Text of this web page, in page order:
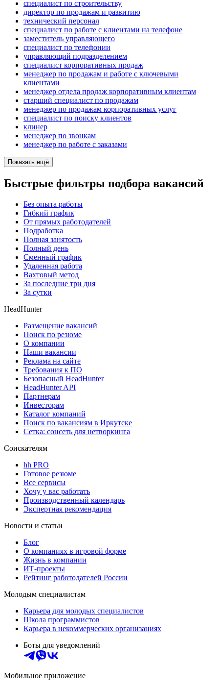
специалист по строительству
директор по продажам и развитию
технический персонал
специалист по работе с клиентами на телефоне
заместитель управляющего
специалист по телефонии
управляющий подразделением
специалист корпоративных продаж
менеджер по продажам и работе с ключевыми
клиентами
менеджер отдела продаж корпоративным клиентам
старший специалист по продажам
менеджер по продажам корпоративных услуг
специалист по поиску клиентов
клинер
менеджер по звонкам
менеджер по работе с заказами
Показать ещё
Быстрые фильтры подбора вакансий
Без опыта работы
Гибкий график
От прямых работодателей
Подработка
Полная занятость
Полный день
Сменный график
Удаленная работа
Вахтовый метод
За последние три дня
За сутки
HeadHunter
Размещение вакансий
Поиск по резюме
О компании
Наши вакансии
Реклама на сайте
Требования к ПО
Безопасный HeadHunter
HeadHunter API
Партнерам
Инвесторам
Каталог компаний
Поиск по вакансиям в Иркутске
Сетка: соцсеть для нетворкинга
Соискателям
hh PRO
Готовое резюме
Все сервисы
Хочу у вас работать
Производственный календарь
Экспертная рекомендация
Новости и статьи
Блог
О компаниях в игровой форме
Жизнь в компании
ИТ-проекты
Рейтинг работодателей России
Молодым специалистам
Карьера для молодых специалистов
Школа программистов
Карьера в некоммерческих организациях
Боты для уведомлений
Мобильное приложение